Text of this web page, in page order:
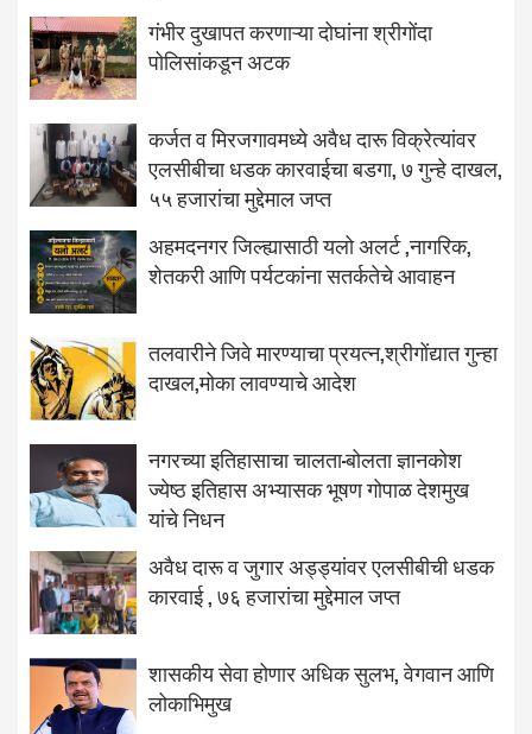
गंभीर दुखापत करणाऱ्या दोघांना श्रीगोंदा
पोलिसांकडून अटक
कर्जत व मिरजगावमध्ये अवैध दारू विक्रेत्यांवर
एलसीबीचा धडक कारवाईचा बडगा, ७ गुन्हे दाखल,
५५ हजारांचा मुद्देमाल जप्त
अहमदनगर जिल्ह्यासाठी यलो अलर्ट ,नागरिक,
शेतकरी आणि पर्यटकांना सतर्कतेचे आवाहन
तलवारीने जिवे मारण्याचा प्रयत्न,श्रीगोंद्यात गुन्हा
दाखल,मोका लावण्याचे आदेश
नगरच्या इतिहासाचा चालता-बोलता ज्ञानकोश
ज्येष्ठ इतिहास अभ्यासक भूषण गोपाळ देशमुख
यांचे निधन
अवैध दारू व जुगार अड्ड्यांवर एलसीबीची धडक
कारवाई , ७६ हजारांचा मुद्देमाल जप्त
शासकीय सेवा होणार अधिक सुलभ, वेगवान आणि
लोकाभिमुख